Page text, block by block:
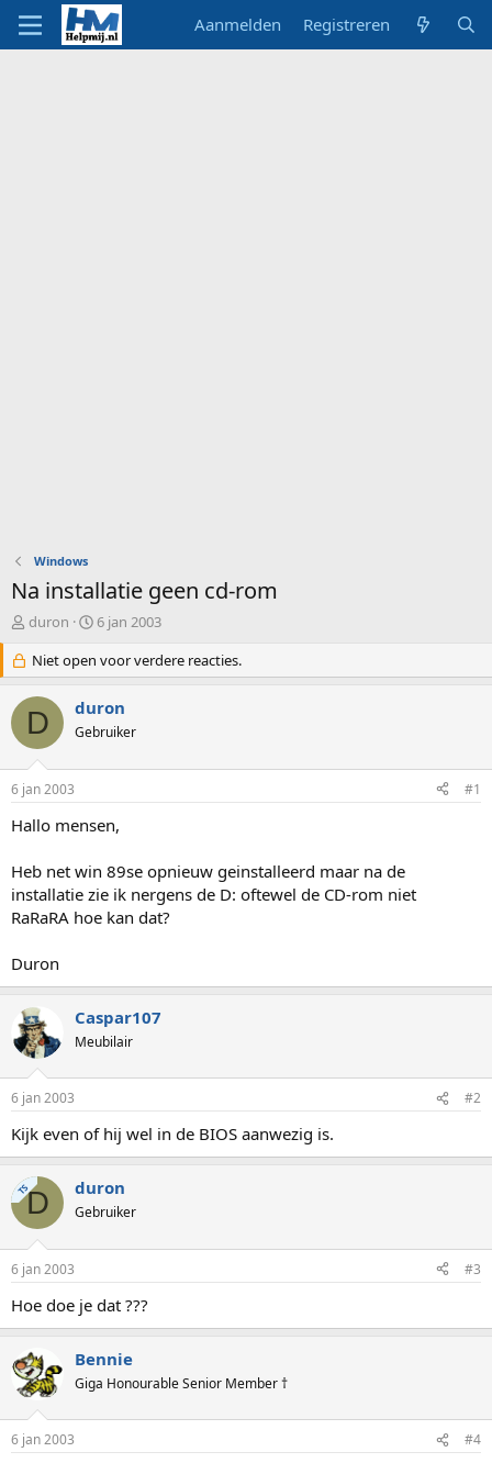
Aanmelden Registreren
Windows
Na installatie geen cd-rom
O
d
e
r
w
e
s
t
a
t
e
r
duron
S
a
r
d
a
m
6 jan 2003
Niet open voor verdere reacties.
D duron
Gebruiker
6 jan 2003 #1
Hallo mensen,
Heb net win 89se opnieuw geinstalleerd maar na de
installatie zie ik nergens de D: oftewel de CD-rom niet
RaRaRA hoe kan dat?
Duron
Caspar107
Meubilair
6 jan 2003 #2
Kijk even of hij wel in de BIOS aanwezig is.
TSD duron
Gebruiker
6 jan 2003 #3
Hoe doe je dat ???
Bennie
Giga Honourable Senior Member †
6 jan 2003 #4